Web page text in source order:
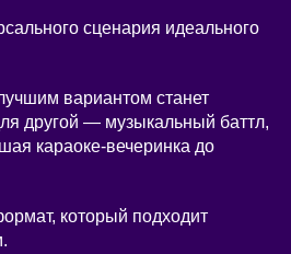
сценария идеального
вариантом станет
другой — музыкальный баттл,
караоке-вечеринка до
который подходит